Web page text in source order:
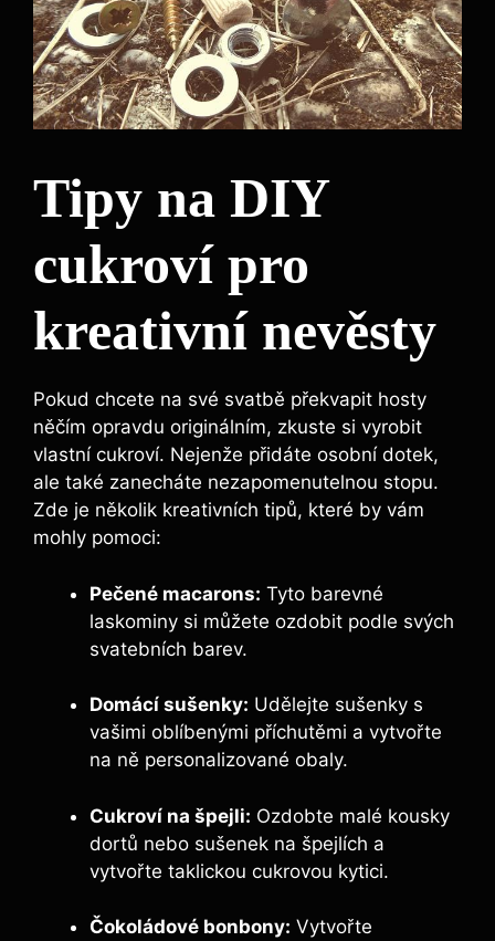
Tipy na DIY
cukroví pro
kreativní nevěsty
Pokud chcete na své svatbě překvapit hosty
něčím opravdu originálním, zkuste si vyrobit
vlastní cukroví. Nejenže přidáte osobní dotek,
ale také zanecháte nezapomenutelnou stopu.
Zde je několik kreativních tipů, které by vám
mohly pomoci:
Pečené macarons: Tyto barevné
laskominy si můžete ozdobit podle svých
svatebních barev.
Domácí sušenky: Udělejte sušenky s
vašimi oblíbenými příchutěmi a vytvořte
na ně personalizované obaly.
Cukroví na špejli: Ozdobte malé kousky
dortů nebo sušenek na špejlích a
vytvořte taklickou cukrovou kytici.
Čokoládové bonbony: Vytvořte